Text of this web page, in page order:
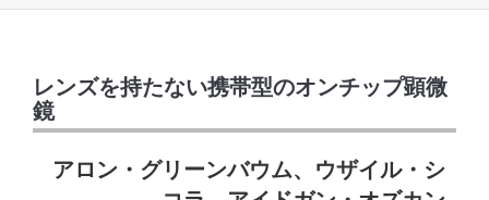
サービス
レンズを持たない携帯型のオンチップ顕微
鏡
アロン・グリーンバウム、ウザイル・シ